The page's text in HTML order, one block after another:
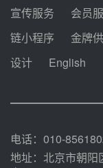
宣传服务 会员
链小程序
金牌
设计
English
电话：010-
地址：北京市朝